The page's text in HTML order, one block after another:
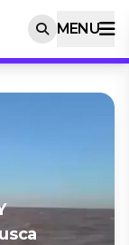
MENU